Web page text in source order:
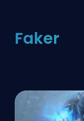
Faker